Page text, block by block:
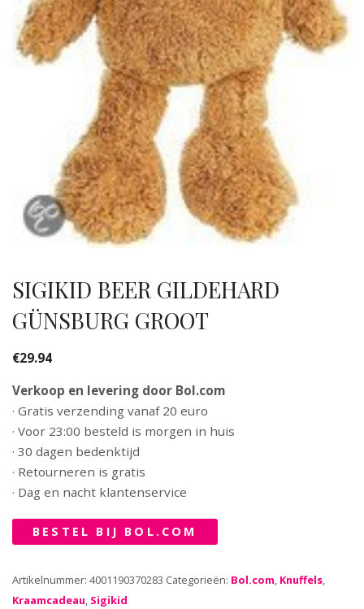
SIGIKID BEER GILDEHARD
GÜNSBURG GROOT
€29.94
Verkoop en levering door Bol.com
· Gratis verzending vanaf 20 euro
· Voor 23:00 besteld is morgen in huis
· 30 dagen bedenktijd
· Retourneren is gratis
· Dag en nacht klantenservice
BESTEL BIJ BOL.COM
Artikelnummer: 4001190370283 Categorieën: Bol.com, Knuffels,
Kraamcadeau, Sigikid